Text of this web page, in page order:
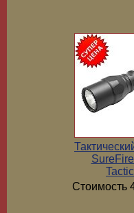
Стоимость